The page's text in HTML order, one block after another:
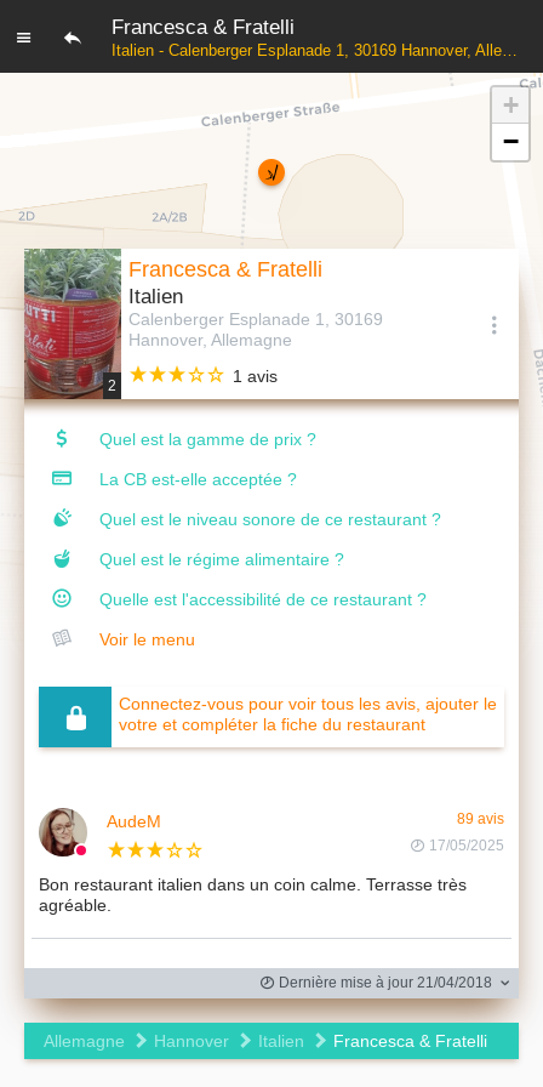
Francesca & Fratelli
Italien - Calenberger Esplanade 1, 30169 Hannover, Allemagne
2
Francesca & Fratelli
Italien
Calenberger Esplanade 1, 30169
Hannover, Allemagne
1 avis
Quel est la gamme de prix ?
La CB est-elle acceptée ?
Quel est le niveau sonore de ce restaurant ?
Quel est le régime alimentaire ?
Quelle est l'accessibilité de ce restaurant ?
Voir le menu
Connectez-vous pour voir tous les avis, ajouter le
votre et compléter la fiche du restaurant
AudeM
89 avis
17/05/2025
Bon restaurant italien dans un coin calme. Terrasse très
agréable.
Dernière mise à jour 21/04/2018
Allemagne Hannover Italien Francesca & Fratelli
+
−